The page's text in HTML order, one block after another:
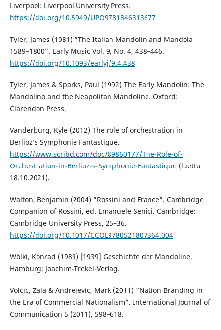
Liverpool: Liverpool University Press.
https://doi.org/10.5949/UPO9781846313677
Tyler, James (1981) ”The Italian Mandolin and Mandola
1589–1800”. Early Music Vol. 9, No. 4, 438–446.
https://doi.org/10.1093/earlyj/9.4.438
Tyler, James & Sparks, Paul (1992) The Early Mandolin: The
Mandolino and the Neapolitan Mandoline. Oxford:
Clarendon Press.
Vanderburg, Kyle (2012) The role of orchestration in
Berlioz’s Symphonie Fantastique.
https://www.scribd.com/doc/89860177/The-Role-of-
Orchestration-in-Berlioz-s-Symphonie-Fantastique(luettu
18.10.2021).
Walton, Benjamin (2004) ”Rossini and France”. Cambridge
Companion of Rossini, ed. Emanuele Senici. Cambridge:
Cambridge University Press, 25–36.
https://doi.org/10.1017/CCOL9780521807364.004
Wölki, Konrad (1989) [1939] Geschichte der Mandoline.
Hamburg: Joachim-Trekel-Verlag.
Volcic, Zala & Andrejevic, Mark (2011) ”Nation Branding in
the Era of Commercial Nationalism”. International Journal of
Communication 5 (2011), 598–618.